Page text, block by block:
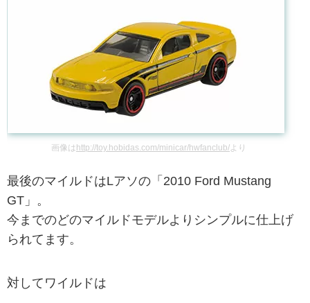
画像は http://toy.hobidas.com/minicar/hwfanclub/ より
最後のマイルドはLアソの「2010 Ford Mustang
GT」。
今までのどのマイルドモデルよりシンプルに仕上げ
られてます。
対してワイルドは